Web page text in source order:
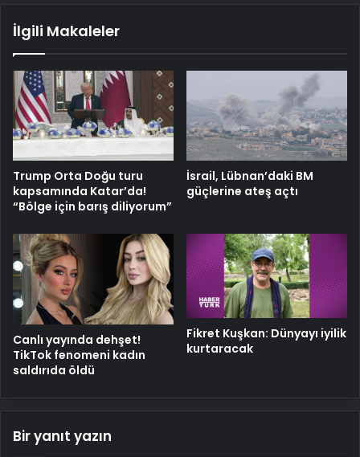
İlgili Makaleler
Trump Orta Doğu turu
kapsamında Katar’da!
“Bölge için barış diliyorum”
İsrail, Lübnan’daki BM
güçlerine ateş açtı
Canlı yayında dehşet!
TikTok fenomeni kadın
saldırıda öldü
Fikret Kuşkan: Dünyayı iyilik
kurtaracak
Bir yanıt yazın